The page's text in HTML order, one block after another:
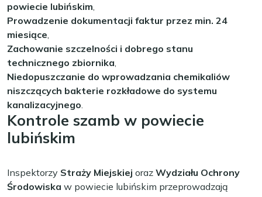
powiecie lubińskim,
Prowadzenie dokumentacji faktur przez min. 24
miesiące,
Zachowanie szczelności i dobrego stanu
technicznego zbiornika,
Niedopuszczanie do wprowadzania chemikaliów
niszczących bakterie rozkładowe do systemu
kanalizacyjnego.
Kontrole szamb w powiecie
lubińskim
Inspektorzy Straży Miejskiej oraz Wydziału Ochrony
Środowiska w powiecie lubińskim przeprowadzają